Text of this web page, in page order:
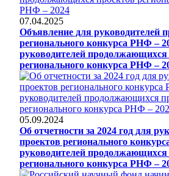
07.04.2025
Объявление для руководителей
регионального конкурса РНФ –
руководителей продолжающихся
регионального конкурса РНФ –
05.09.2024
Об отчетности за 2024 год для
проектов регионального
руководителей продолжающихся
регионального конкурса РНФ –